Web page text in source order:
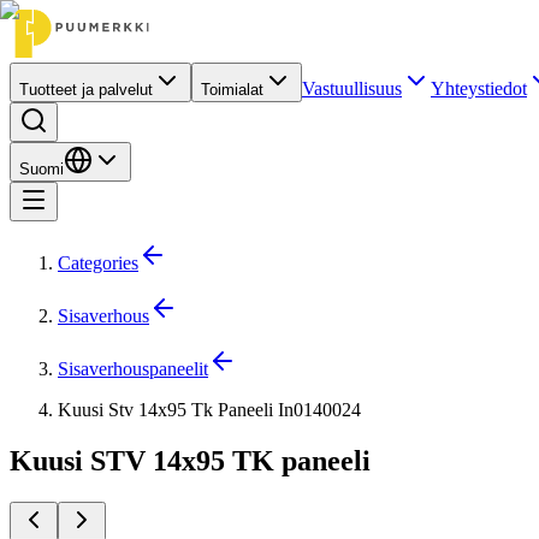
Tuotteet ja palvelut Toimialat Vastuullisuus Yhteystiedot
Suomi
Categories
Sisaverhous
Sisaverhouspaneelit
Kuusi Stv 14x95 Tk Paneeli In0140024
Kuusi STV 14x95 TK paneeli